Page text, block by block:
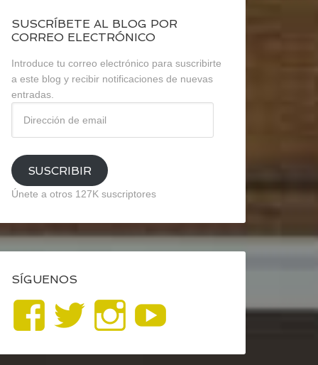
SUSCRÍBETE AL BLOG POR
CORREO ELECTRÓNICO
Introduce tu correo electrónico para suscribirte
a este blog y recibir notificaciones de nuevas
entradas.
email
SUSCRIBIR
Únete a otros 127K suscriptores
SÍGUENOS
Ver
perfil
Ver
perfil
Ver
perfil
YouTube